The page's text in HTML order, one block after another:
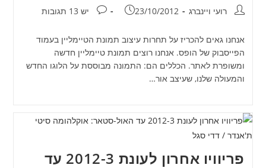
מחבר:רועי ויינברג פורסם:
23/10/2012 תגובות:
יש 13 תגובות
אנחנו גאים להכריז על תחרות עיצוב תמונת הטיימליין בעמוד
הפייסבוק של הופס. אנחנו רוצים תמונת טיימליין חדשה
ומשופרת לאתר. הכללים הם: התמונה מבוססת על הלוגו החדש
והמעולה שלנו, שעיצב אור…
פריוויו אחרון לעונת 2012-3 עד